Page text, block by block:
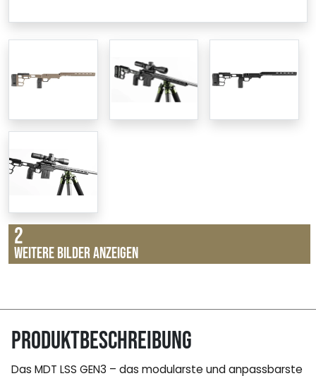
2
Weitere Bilder anzeigen
Produktbeschreibung
Das MDT LSS GEN3 – das modularste und anpassbarste